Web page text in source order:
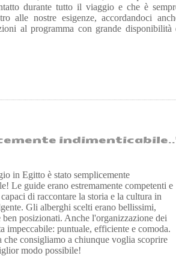
durante tutto il viaggio e che è
alle nostre esigenze, accordandoci
al programma con grande disponibilità
indimenticabile.." Anna
in Egitto è stato semplicemente
Le guide erano estremamente competenti e
di raccontare la storia e la cultura in
Gli alberghi scelti erano bellissimi,
posizionati. Anche l'organizzazione dei
impeccabile: puntuale, efficiente e comoda.
che consigliamo a chiunque voglia scoprire
modo possibile!